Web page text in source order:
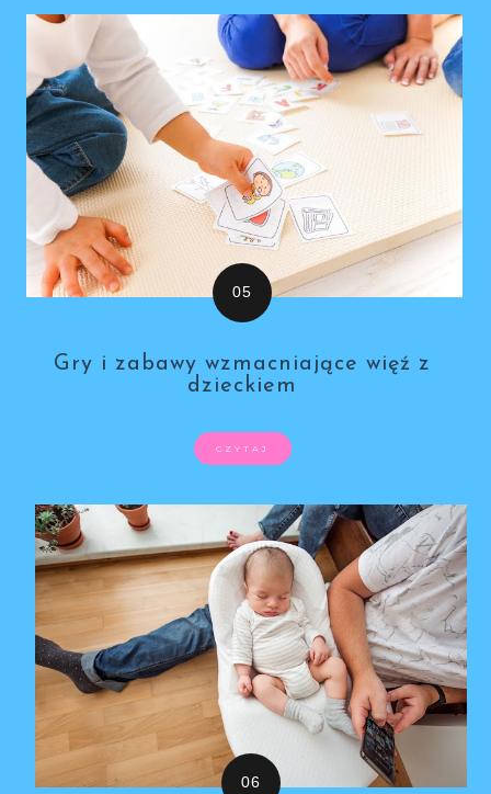
Gry i zabawy wzmacniające więź z
dzieckiem
CZYTAJ